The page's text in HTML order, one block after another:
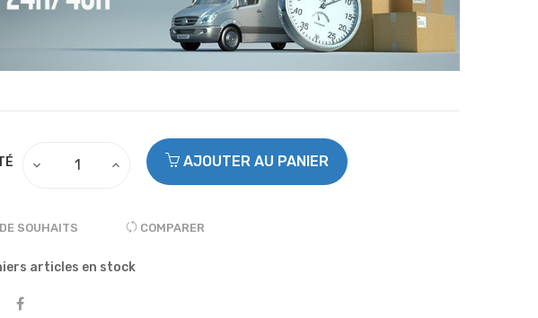
AJOUTER AU PANIER
SOUHAITS COMPARER
articles en stock